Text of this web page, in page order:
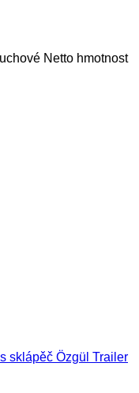
Netto hmotnost
sklápěč Özgül Trailer